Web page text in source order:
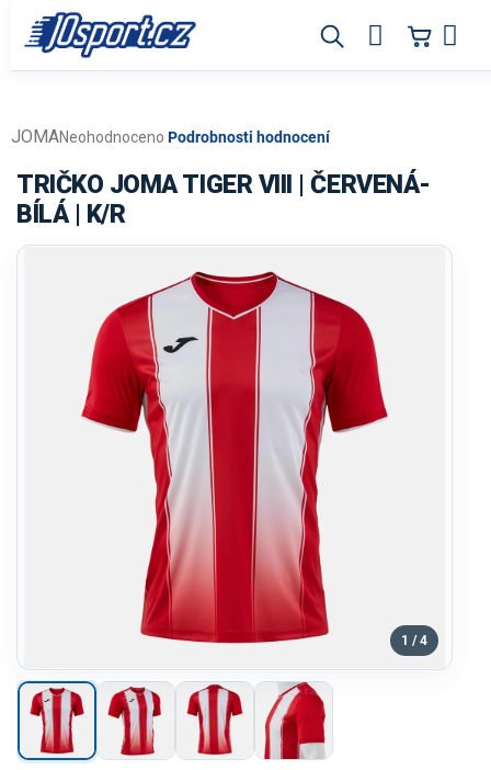
obsah
Průměrné
produktu
je
0,0
Neohodnoceno Podrobnosti hodnocení
JOMA
TRIČKO JOMA TIGER VIII | ČERVENÁ-
BÍLÁ | K/R
1 / 4